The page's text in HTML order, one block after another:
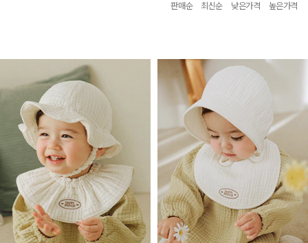
판매순 최신순 낮은가격 높은가격